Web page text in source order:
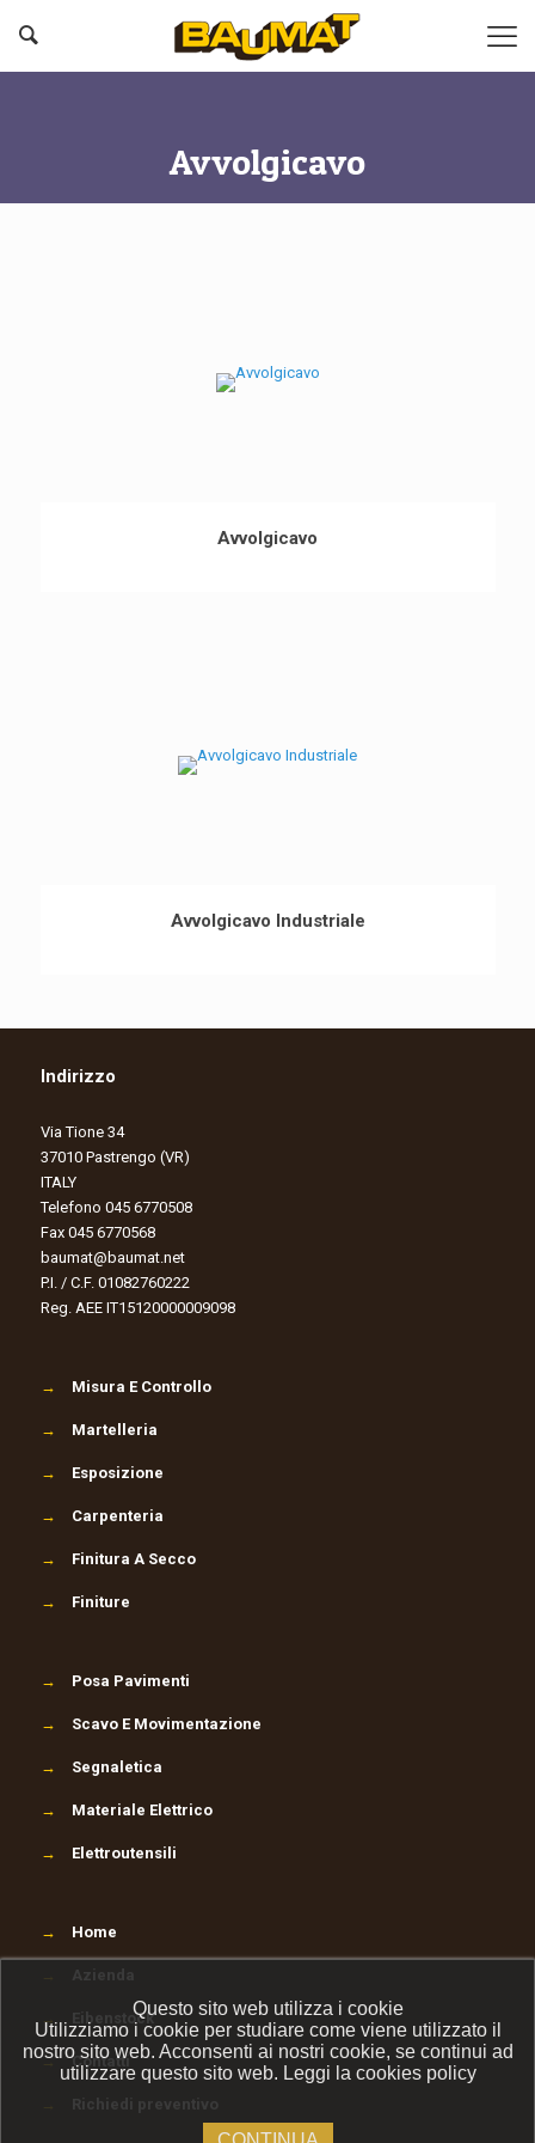
Questo sito web utilizza i cookie
Utilizziamo i cookie per studiare come viene utilizzato il
nostro sito web. Acconsenti ai nostri cookie, se continui ad
utilizzare questo sito web. Leggi la cookies policy
Avvolgicavo
Avvolgicavo
Avvolgicavo Industriale
Indirizzo
Via Tione 34
37010 Pastrengo (VR)
ITALY
Telefono 045 6770508
Fax 045 6770568
baumat@baumat.net
P.I. / C.F. 01082760222
Reg. AEE IT15120000009098
→ Misura E Controllo
→ Martelleria
→ Esposizione
→ Carpenteria
→ Finitura A Secco
→ Finiture
→ Posa Pavimenti
→ Scavo E Movimentazione
→ Segnaletica
→ Materiale Elettrico
→ Elettroutensili
→ Home
Azienda
→ Eibenstock
→ Contatti
Richiedi preventivo